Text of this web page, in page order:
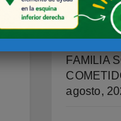
FAMILIA
agosto,